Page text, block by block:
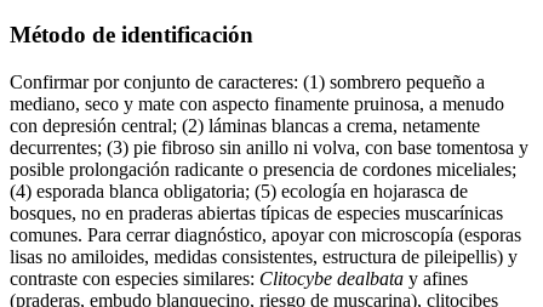
Método de identificación
Confirmar por conjunto de caracteres: (1) sombrero pequeño a
mediano, seco y mate con aspecto finamente pruinosa, a menudo
con depresión central; (2) láminas blancas a crema, netamente
decurrentes; (3) pie fibroso sin anillo ni volva, con base tomentosa y
posible prolongación radicante o presencia de cordones miceliales;
(4) esporada blanca obligatoria; (5) ecología en hojarasca de
bosques, no en praderas abiertas típicas de especies muscarínicas
comunes. Para cerrar diagnóstico, apoyar con microscopía (esporas
lisas no amiloides, medidas consistentes, estructura de pileipellis) y
contraste con especies similares: Clitocybe dealbata y afines
(praderas, embudo blanquecino, riesgo de muscarina), clitocibes